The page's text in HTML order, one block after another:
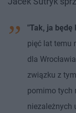
"Tak, ja będę
pięć lat temu
dla
związku z
pomimo tych
niezależnych